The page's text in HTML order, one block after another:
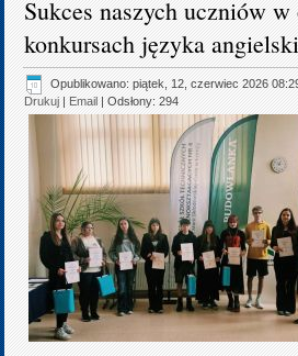
Sukces naszych uczniów
konkursach języka
Opublikowano: piątek, 12, czerwiec 2026
Drukuj
Email | Odsłony: 294